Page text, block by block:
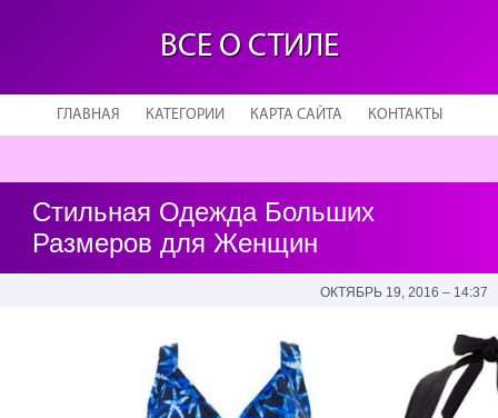
ВСЕ О СТИЛЕ
ГЛАВНАЯ КАТЕГОРИИ КАРТА САЙТА КОНТАКТЫ
Стильная Одежда Больших
Размеров для Женщин
ОКТЯБРЬ 19, 2016 – 14:37